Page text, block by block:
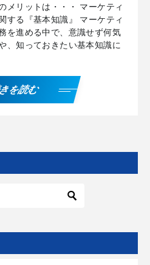
メリットは・・・ マーケティ
する『基本知識』 マーケティ
を進める中で、意識せず何気
、知っておきたい基本知識に
を読む